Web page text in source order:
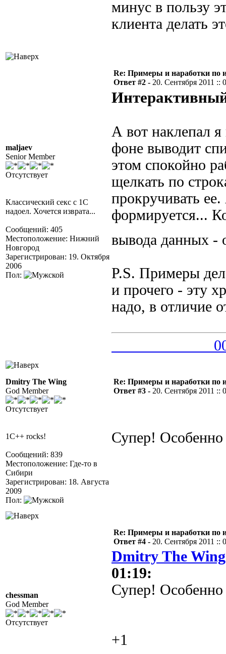
минус в пользу
клиента делать
maljaev
Senior Member
Отсутствует
Классический секс с 1С
надоел. Хочется изврата...
Сообщений: 405
Местоположение: Нижний
Новгород
Зарегистрирован: 19. Октября
2006
Пол:
Re: Примеры и наработки по
Ответ #2 - 20. Сентября 2011 ::
А вот наклепал
фоне выводит
этом спокойно
щелкать по
прокручивать
формируется...
вывода данных -
P.S. Примеры
и прочего - эту
надо, в отличие
Dmitry The Wing
God Member
Отсутствует
1C++ rocks!
Сообщений: 839
Местоположение: Где-то в
Сибири
Зарегистрирован: 18. Августа
2009
Пол:
Re: Примеры и наработки по
Ответ #3 - 20. Сентября 2011 ::
Супер!
chessman
God Member
Отсутствует
Re: Примеры и наработки по
Ответ #4 - 20. Сентября 2011 ::
Dmitry The
01:19:
Супер!
+1